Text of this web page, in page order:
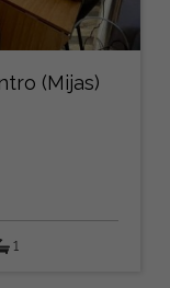
(Mijas)
1